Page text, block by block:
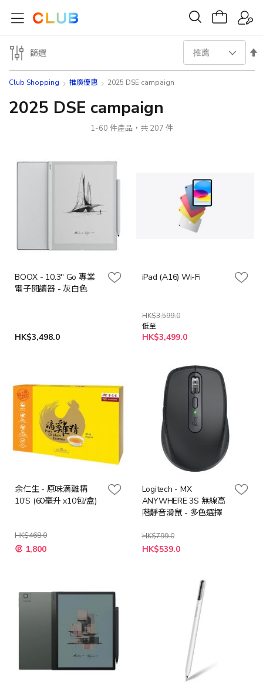
Club Shopping 推廣優惠 2025 DSE campaign
2025 DSE campaign
1-60 件產品，共 207 件
設
BOOX - 10.3'' Go 專業
電子閱讀器 - 灰白色
HK$3,498.0
iPad (A16) Wi-Fi
HK$3,599.0
低至
HK$3,499.0
余仁生 - 原味滴雞精
10'S (60毫升 x10包/盒)
HK$468.0
特
殊 1,800
Logitech - MX
ANYWHERE 3S 無線高
階靜音滑鼠 - 多色選擇
HK$799.0
HK$539.0
篩選